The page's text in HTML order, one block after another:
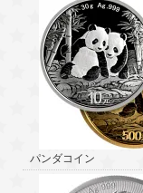
パンダコイン